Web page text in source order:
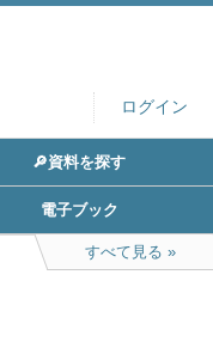
ログイン
🔎資料を探す
電子ブック
すべて見る